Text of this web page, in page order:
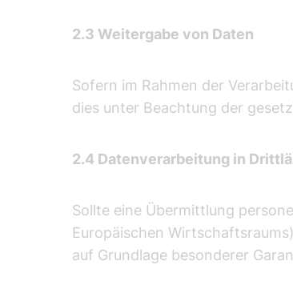
2.3 Weitergabe von Daten
Sofern im Rahmen der
dies unter Beachtung der
2.4 Datenverarbeitung in
Sollte eine Übermittlung
Europäischen
auf Grundlage besonderer